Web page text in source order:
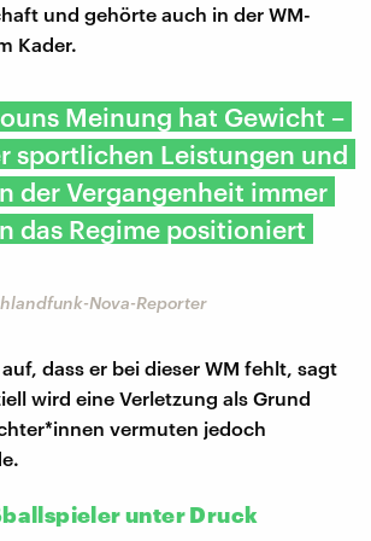
und gehörte auch in der WM-
Kader.
Meinung hat Gewicht –
sportlichen Leistungen und
der Vergangenheit immer
das Regime positioniert
Nova-Reporter
dass er bei dieser WM fehlt, sagt
wird eine Verletzung als Grund
vermuten jedoch
unter Druck